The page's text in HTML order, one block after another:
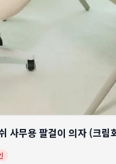
사무용 팔걸이 의자 (크림